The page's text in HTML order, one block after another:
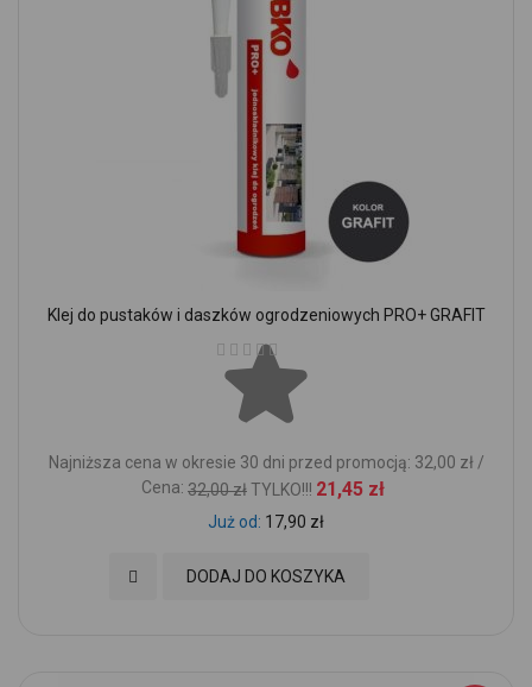
Klej do pustaków i daszków ogrodzeniowych PRO+ GRAFIT
Ocena:
Najniższa cena w okresie 30 dni przed promocją: 32,00 zł /
Cena: 32,00 złTYLKO!!! 21,45 zł
Już od 17,90 zł
DODAJ DO KOSZYKA
Dodaj do Ulubionych